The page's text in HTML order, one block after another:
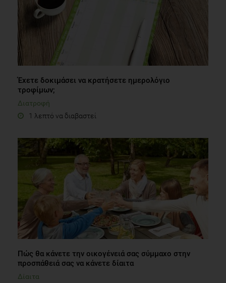
Έχετε δοκιμάσει να κρατήσετε ημερολόγιο
τροφίμων;
Διατροφή
1 λεπτό να διαβαστεί
Πώς θα κάνετε την οικογένειά σας σύμμαχο στην
προσπάθειά σας να κάνετε δίαιτα
Δίαιτα